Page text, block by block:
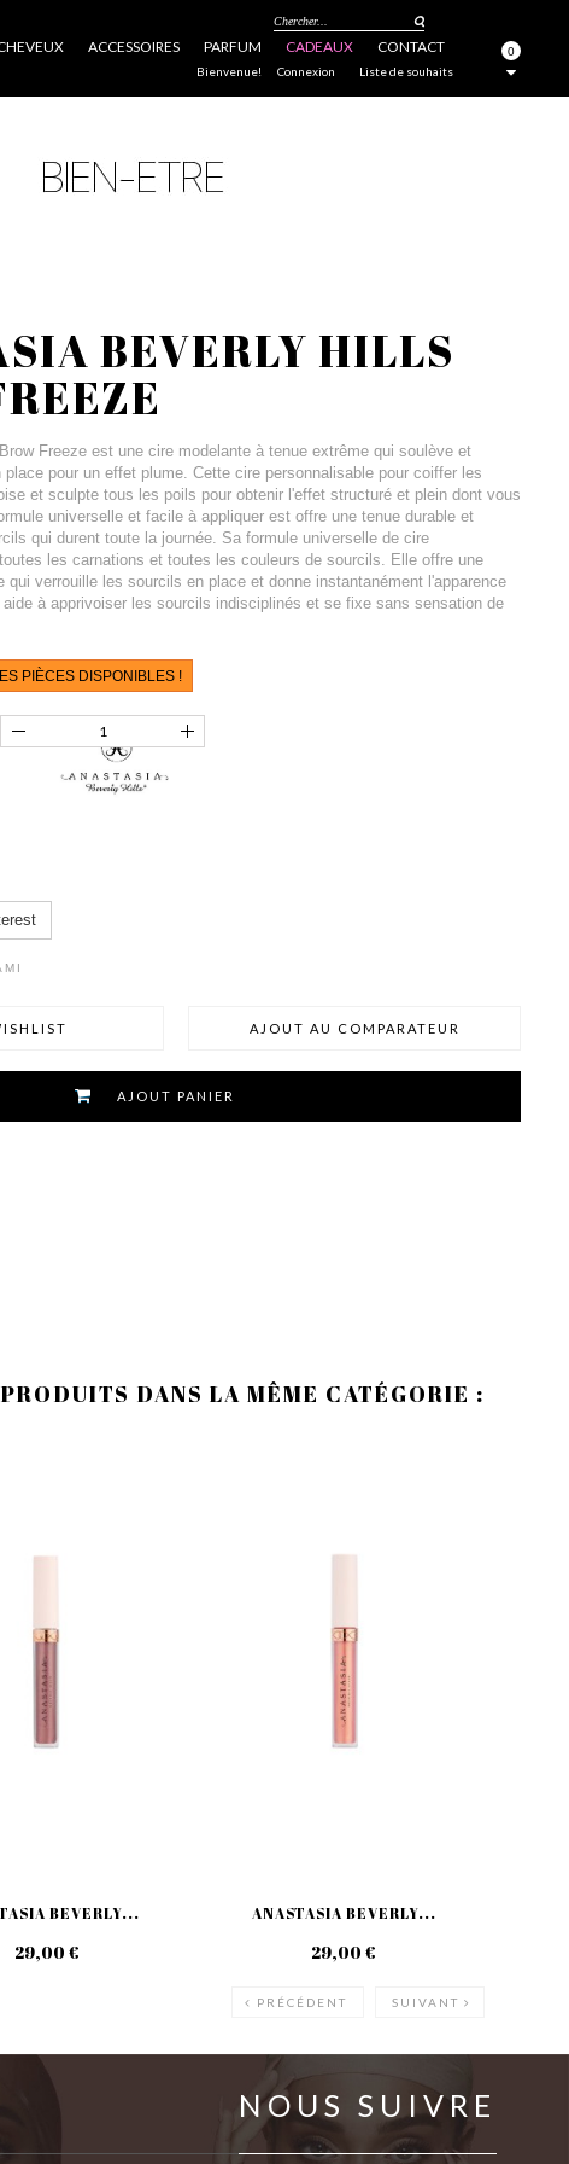
ACCESSOIRES PARFUM CADEAUX CONTACT
Chercher...
0
Liste de souhaits
Bienvenue! Connexion
BEVERLY HILLS
Freeze est une cire modelante à tenue extrême qui soulève et
pour un effet plume. Cette cire personnalisable pour coiffer les
et sculpte tous les poils pour obtenir l'effet structuré et plein dont vous
universelle et facile à appliquer est offre une tenue durable et
qui durent toute la journée. Sa formule universelle de cire
les carnations et toutes les couleurs de sourcils. Elle offre une
qui verrouille les sourcils en place et donne instantanément l'apparence
à apprivoiser les sourcils indisciplinés et se fixe sans sensation de
PIÈCES DISPONIBLES !
AJOUT AU COMPARATEUR
AJOUT PANIER
DANS LA MÊME CATÉGORIE :
BEVERLY...
29,00 €
ANASTASIA BEVERLY...
29,00 €
PRÉCÉDENT SUIVANT
NOUS SUIVRE